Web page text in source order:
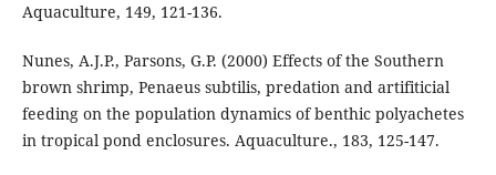
Aquaculture, 149, 121-136.
Nunes, A.J.P., Parsons, G.P. (2000) Effects of the Southern
brown shrimp, Penaeus subtilis, predation and artifiticial
feeding on the population dynamics of benthic polyachetes
in tropical pond enclosures. Aquaculture., 183, 125-147.